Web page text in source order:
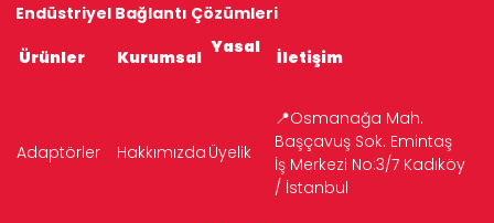
Endüstriyel Bağlantı Çözümleri
Ürünler
Kurumsal Yasal İletişim
Adaptörler Hakkımızda Üyelik
📍Osmanağa Mah.
Başçavuş Sok. Emintaş
İş Merkezi No:3/7 Kadıköy
/ İstanbul